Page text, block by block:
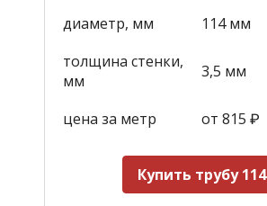
диаметр, мм
114 мм
толщина стенки,
мм
3,5 мм
цена за метр от 815 ₽
Купить трубу 114